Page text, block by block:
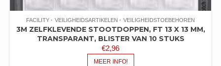
FACILITY VEILIGHEIDSARTIKELEN VEILIGHEIDSTOEBEHOREN
3M ZELFKLEVENDE STOOTDOPPEN, FT 13 X 13 MM,
TRANSPARANT, BLISTER VAN 10 STUKS
€2,96
MEER INFO!